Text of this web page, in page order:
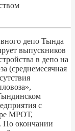
депо Тында
выпускников
в депо на
(среднемесячная
с
МРОТ,
По окончании